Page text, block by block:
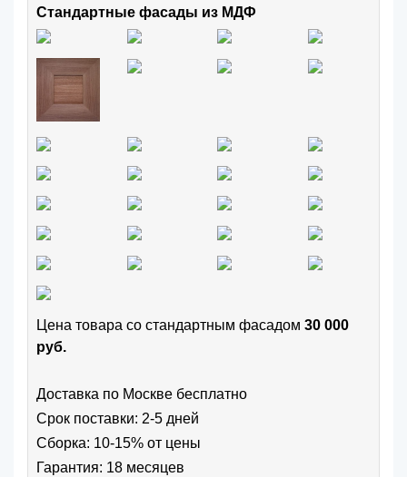
Стандартные фасады из МДФ
Цена товара cо стандартным фасадом 30 000
руб.
Доставка по Москве бесплатно
Срок поставки: 2-5 дней
Сборка: 10-15% от цены
Гарантия: 18 месяцев